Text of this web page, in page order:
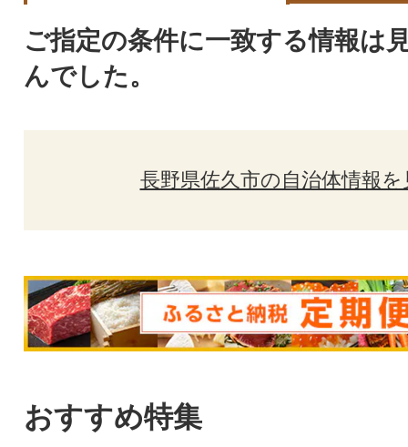
ご指定の条件に一致する情報は
んでした。
長野県佐久市の自治体情報を
おすすめ特集